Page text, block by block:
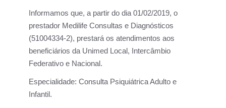
Informamos que, a partir do dia 01/02/2019, o
prestador Medilife Consultas e Diagnósticos
(51004334-2), prestará os atendimentos aos
beneficiários da Unimed Local, Intercâmbio
Federativo e Nacional.
Especialidade: Consulta Psiquiátrica Adulto e
Infantil.